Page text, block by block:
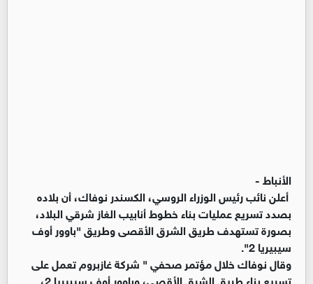
الأنباط -
أعلن نائب رئيس الوزراء الروسي، الكسندر نوفاك، أن بلاده
بصدد تسريع عمليات بناء خطوط أنابيب الغاز شرقي البلاد،
بصورة تستهدف طريق الشرق الأقصى وطريق "باوور أوف
سيبيريا 2".
وقال نوفاك خلال مؤتمر صحفي " شركة غازبروم تعمل على
تسريع بناء طريق الشرق الأقصى، وباوور أوف سيبيريا 2،